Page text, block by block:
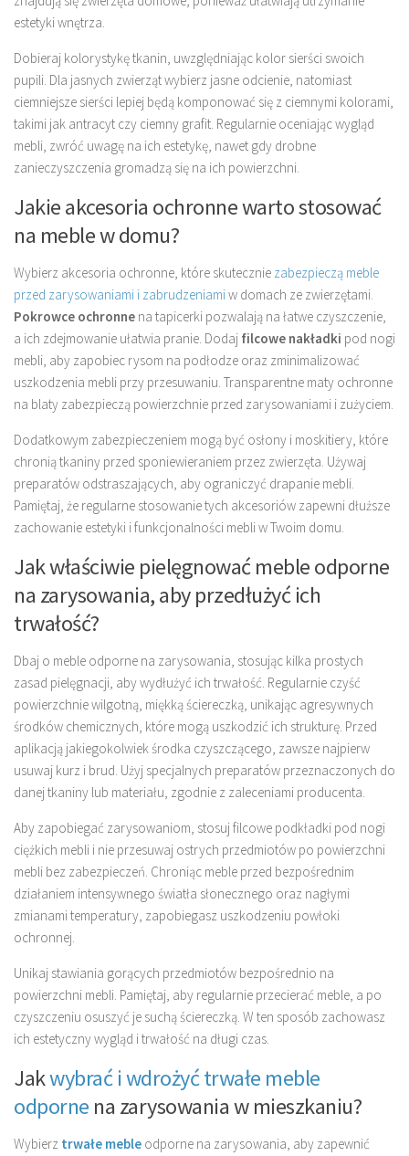
estetyki wnętrza.
Dobieraj kolorystykę tkanin, uwzględniając kolor sierści swoich
pupili. Dla jasnych zwierząt wybierz jasne odcienie, natomiast
ciemniejsze sierści lepiej będą komponować się z ciemnymi kolorami,
takimi jak antracyt czy ciemny grafit. Regularnie oceniając wygląd
mebli, zwróć uwagę na ich estetykę, nawet gdy drobne
zanieczyszczenia gromadzą się na ich powierzchni.
Jakie akcesoria ochronne warto stosować
na meble w domu?
Wybierz akcesoria ochronne, które skutecznie zabezpieczą meble
przed zarysowaniami i zabrudzeniamiw domach ze zwierzętami.
Pokrowce ochronne na tapicerki pozwalają na łatwe czyszczenie,
a ich zdejmowanie ułatwia pranie. Dodaj filcowe nakładki pod nogi
mebli, aby zapobiec rysom na podłodze oraz zminimalizować
uszkodzenia mebli przy przesuwaniu. Transparentne maty ochronne
na blaty zabezpieczą powierzchnie przed zarysowaniami i zużyciem.
Dodatkowym zabezpieczeniem mogą być osłony i moskitiery, które
chronią tkaniny przed sponiewieraniem przez zwierzęta. Używaj
preparatów odstraszających, aby ograniczyć drapanie mebli.
Pamiętaj, że regularne stosowanie tych akcesoriów zapewni dłuższe
zachowanie estetyki i funkcjonalności mebli w Twoim domu.
Jak właściwie pielęgnować meble odporne
na zarysowania, aby przedłużyć ich
trwałość?
Dbaj o meble odporne na zarysowania, stosując kilka prostych
zasad pielęgnacji, aby wydłużyć ich trwałość. Regularnie czyść
powierzchnie wilgotną, miękką ściereczką, unikając agresywnych
środków chemicznych, które mogą uszkodzić ich strukturę. Przed
aplikacją jakiegokolwiek środka czyszczącego, zawsze najpierw
usuwaj kurz i brud. Użyj specjalnych preparatów przeznaczonych do
danej tkaniny lub materiału, zgodnie z zaleceniami producenta.
Aby zapobiegać zarysowaniom, stosuj filcowe podkładki pod nogi
ciężkich mebli i nie przesuwaj ostrych przedmiotów po powierzchni
mebli bez zabezpieczeń. Chroniąc meble przed bezpośrednim
działaniem intensywnego światła słonecznego oraz nagłymi
zmianami temperatury, zapobiegasz uszkodzeniu powłoki
ochronnej.
Unikaj stawiania gorących przedmiotów bezpośrednio na
powierzchni mebli. Pamiętaj, aby regularnie przecierać meble, a po
czyszczeniu osuszyć je suchą ściereczką. W ten sposób zachowasz
ich estetyczny wygląd i trwałość na długi czas.
Jakwybrać i wdrożyć trwałe meble
odporne na zarysowania w mieszkaniu?
Wybierz trwałe meble odporne na zarysowania, aby zapewnić